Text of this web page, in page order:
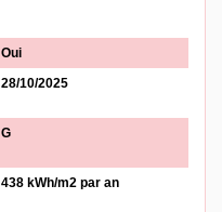
Oui
28/10/2025
G
438 kWh/m2 par an